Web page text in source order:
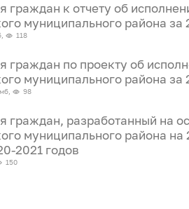
граждан к отчету об
муниципального района за
118
граждан по проекту об
муниципального района за
98
граждан, разработанный на
муниципального района на
2021 годов
150